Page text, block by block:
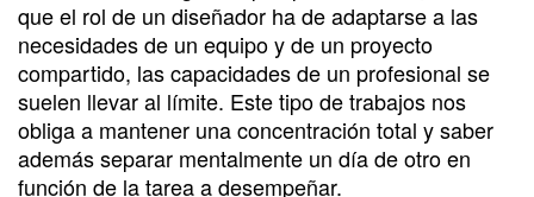
que el rol de un diseñador ha de adaptarse a las
necesidades de un equipo y de un proyecto
compartido, las capacidades de un profesional se
suelen llevar al límite. Este tipo de trabajos nos
obliga a mantener una concentración total y saber
además separar mentalmente un día de otro en
función de la tarea a desempeñar.